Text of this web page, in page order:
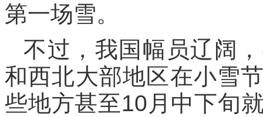
第一场雪。
不过，我国幅员辽阔
和西北大部地区在小雪
些地方甚至10月中下旬